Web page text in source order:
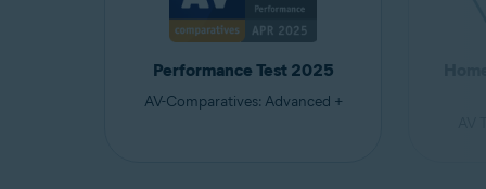
Performance Test 2025
AV-Comparatives: Advanced +